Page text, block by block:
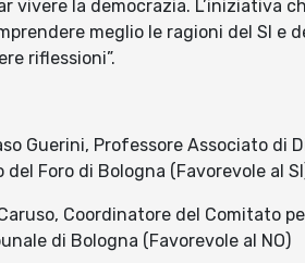
vivere la democrazia. L’iniziativa
meglio le ragioni del SI e
riflessioni”.
Guerini, Professore Associato di
del Foro di Bologna (Favorevole al
Coordinatore del Comitato
di Bologna (Favorevole al NO)